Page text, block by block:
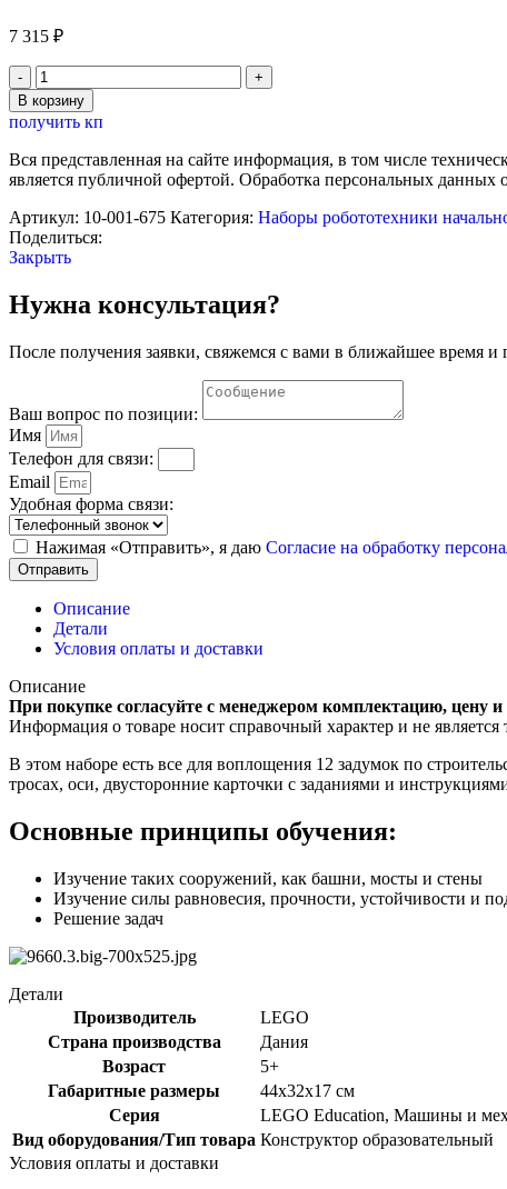
7 315 ₽
Количество
товара
Конструктор
LEGO
"Первые
конструкции"
В корзину
получить кп
Вся представленная на сайте информация, в том числе
является публичной офертой. Обработка персональных данных
Артикул: 10-001-675 Категория: Наборы робототехники
Поделиться:
Закрыть
Нужна консультация?
После получения заявки, свяжемся с вами в ближайшее время
Ваш вопрос по позиции:
Имя
Телефон для связи:
Email
Удобная форма связи:
Нажимая «Отправить», я даю Согласие на обработку
Отправить
Описание
Детали
Условия оплаты и доставки
Описание
При покупке согласуйте с менеджером комплектацию, цену
Информация о товаре носит справочный характер и не
В этом наборе есть все для воплощения 12 задумок по
тросах, оси, двусторонние карточки с заданиями и
Основные принципы обучения:
Изучение таких сооружений, как башни, мосты и стены
Изучение силы равновесия, прочности, устойчивости и
Решение задач
Детали
Производитель
LEGO
Страна производства
Дания
Возраст
5+
Габаритные размеры
44x32x17 см
Серия
LEGO Education, Машины и
Вид оборудования/Тип товара Конструктор образовательный
Условия оплаты и доставки